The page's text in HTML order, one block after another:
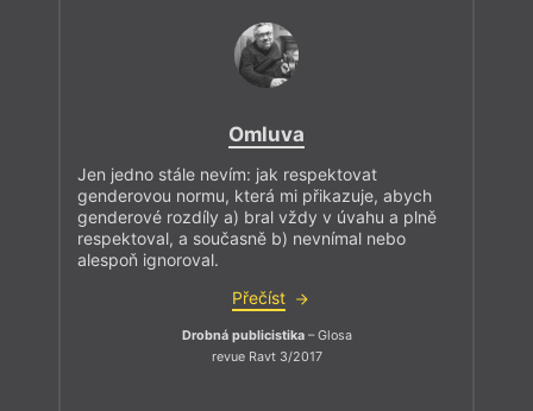
Omluva
Jen jedno stále nevím: jak respektovat
genderovou normu, která mi přikazuje, abych
genderové rozdíly a) bral vždy v úvahu a plně
respektoval, a současně b) nevnímal nebo
alespoň ignoroval.
Přečíst
Drobná publicistika– Glosa
revue Ravt 3/2017